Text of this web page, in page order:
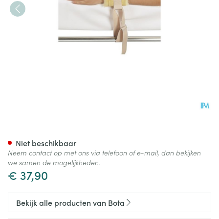
€ 37,90
Niet beschikbaar
Neem contact op met ons via telefoon of e-mail, dan bekijken
we samen de mogelijkheden.
Bekijk alle producten van Bota